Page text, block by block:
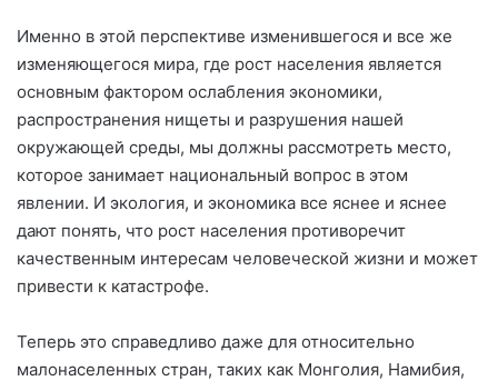
Именно в этой перспективе изменившегося и все же
изменяющегося мира, где рост населения является
основным фактором ослабления экономики,
распространения нищеты и разрушения нашей
окружающей среды, мы должны рассмотреть место,
которое занимает национальный вопрос в этом
явлении. И экология, и экономика все яснее и яснее
дают понять, что рост населения противоречит
качественным интересам человеческой жизни и может
привести к катастрофе.
Теперь это справедливо даже для относительно
малонаселенных стран, таких как Монголия, Намибия,